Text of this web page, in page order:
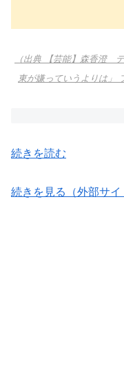
（出典 【芸能】森香澄
東が嫌っていうよりは」
続きを読む
続きを見る（外部サイ